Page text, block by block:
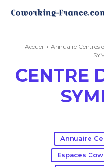
Accueil Annuaire Centres
CENTRE
Annuaire
Espaces